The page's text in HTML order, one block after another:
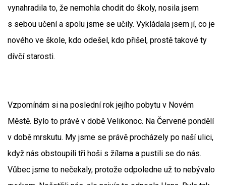
vynahradila to, že nemohla chodit do školy, nosila jsem
s sebou učení a spolu jsme se učily. Vykládala jsem jí, co je
nového ve škole, kdo odešel, kdo přišel, prostě takové ty
dívčí starosti.
Vzpomínám si na poslední rok jejího pobytu v Novém
Městě. Bylo to právě v době Velikonoc. Na Červené pondělí
v době mrskutu. My jsme se právě procházely po naší ulici,
když nás obstoupili tři hoši s žílama a pustili se do nás.
Vůbec jsme to nečekaly, protože odpoledne už to nebývalo